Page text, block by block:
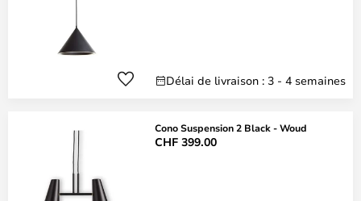
Délai de livraison : 3 - 4 semaines
Cono Suspension 2 Black - Woud
CHF 399.00